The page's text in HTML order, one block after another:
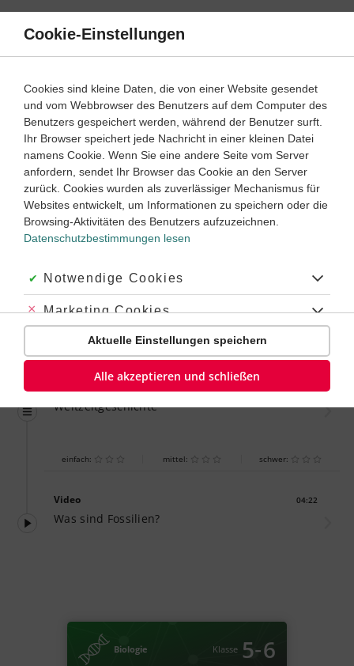
Direkt
Inhalt
Biologie 9. ‐ 10. Klasse
Erdzeitgeschichte
Dauer: 20 Minuten
Empfohlen von
Tutorin Julia
VIDEOS, AUFGABEN UND ÜBUNGEN ZUGEHÖRIGE KLASSENARBEITEN
Dauer:
einfach
Weltzeitgeschichte
einfach: mittel: schwer:
Video 04:22
Was sind Fossilien?
Biologie Klasse 5‐6
Cookie-Einstellungen
Cookies sind kleine Daten, die von einer Website gesendet
und vom Webbrowser des Benutzers auf dem Computer des
Benutzers gespeichert werden, während der Benutzer surft.
Ihr Browser speichert jede Nachricht in einer kleinen Datei
namens Cookie. Wenn Sie eine andere Seite vom Server
anfordern, sendet Ihr Browser das Cookie an den Server
zurück. Cookies wurden als zuverlässiger Mechanismus für
Websites entwickelt, um Informationen zu speichern oder die
Browsing-Aktivitäten des Benutzers aufzuzeichnen.
Datenschutzbestimmungen lesen
Akzeptiert:
Notwendige Cookies
Abgelehnt:
Marketing Cookies
Abgelehnt:
Personalisierungs-Cookies
Aktuelle Einstellungen speichern
Alle akzeptieren und schließen